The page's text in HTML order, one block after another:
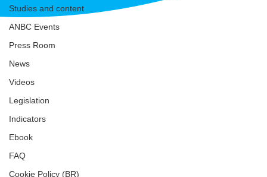
Studies and content
ANBC Events
Press Room
News
Videos
Legislation
Indicators
Ebook
FAQ
Cookie Policy (BR)